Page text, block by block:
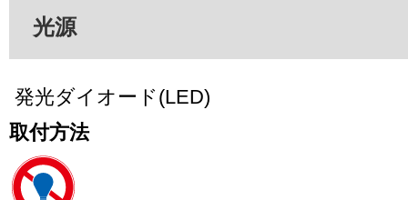
光源
発光ダイオード(LED)
取付方法